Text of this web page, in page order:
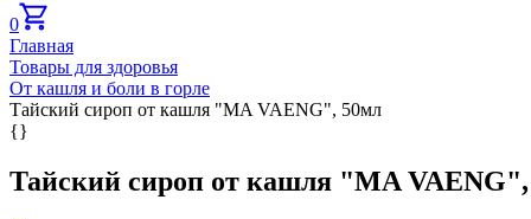
0
Главная
Товары для здоровья
От кашля и боли в горле
Тай­ский си­роп от каш­ля "MA VAENG", 50мл
{}
Тай­ский си­роп от каш­ля "MA